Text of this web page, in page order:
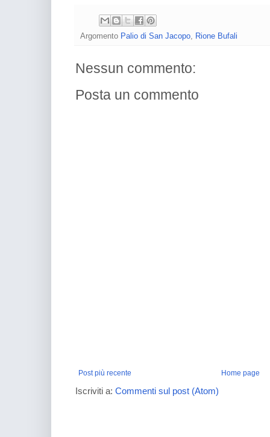
Argomento Palio di San Jacopo Rione Bufali
Nessun commento:
Posta un commento
Post più recente Home page
Iscriviti a: Commenti sul post (Atom)